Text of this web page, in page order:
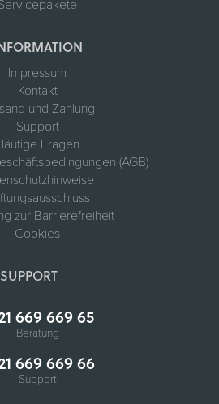
Impressum
Kontakt
und Zahlung
Support
Fragen
(AGB)
zur Barrierefreiheit
Cookies
669 669 65
Beratung
669 669 66
Support